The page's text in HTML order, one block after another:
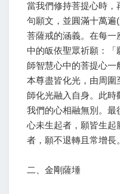
當我們修持菩提心時，
句願文，並圓滿十萬
菩薩戒的涵義。在每
中的皈依聖眾祈願：
師智慧心中的菩提心
本尊盡皆化光，由周
師化光融入自身。此
我們的心相融無別。最
心未生起者，願皆生起
者，願不退轉且常增長。
二、金剛薩埵